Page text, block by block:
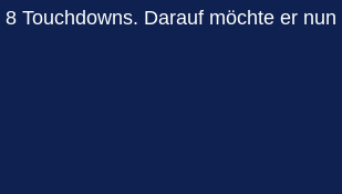
Touchdowns. Darauf möchte er